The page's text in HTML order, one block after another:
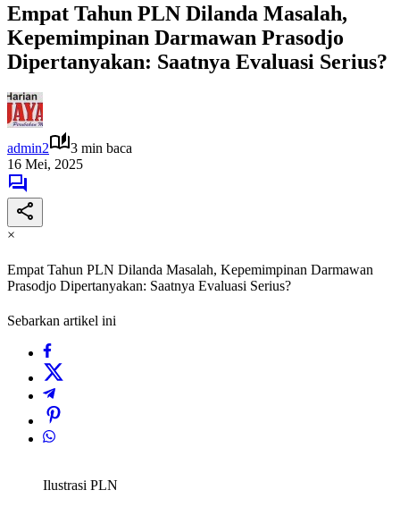
Empat Tahun PLN Dilanda Masalah,
Kepemimpinan Darmawan Prasodjo
Dipertanyakan: Saatnya Evaluasi Serius?
admin2
3 min baca
16 Mei, 2025
×
Empat Tahun PLN Dilanda Masalah, Kepemimpinan Darmawan
Prasodjo Dipertanyakan: Saatnya Evaluasi Serius?
Sebarkan artikel ini
Ilustrasi PLN